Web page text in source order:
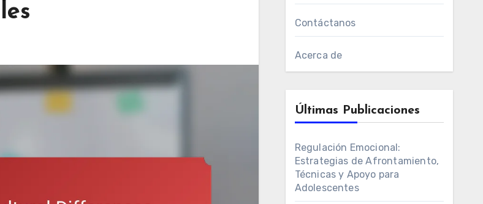
Contáctanos
Acerca de
Últimas Publicaciones
Regulación Emocional:
Estrategias de Afrontamiento,
Técnicas y Apoyo para
Adolescentes